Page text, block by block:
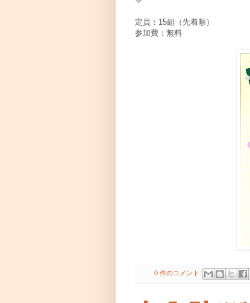
定員：15組（先着順）
参加費：無料
0 件のコメント: